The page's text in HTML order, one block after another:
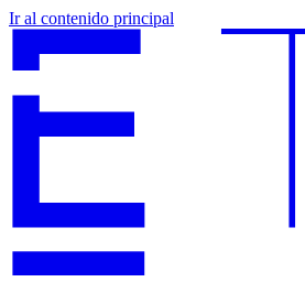
Ir al contenido principal